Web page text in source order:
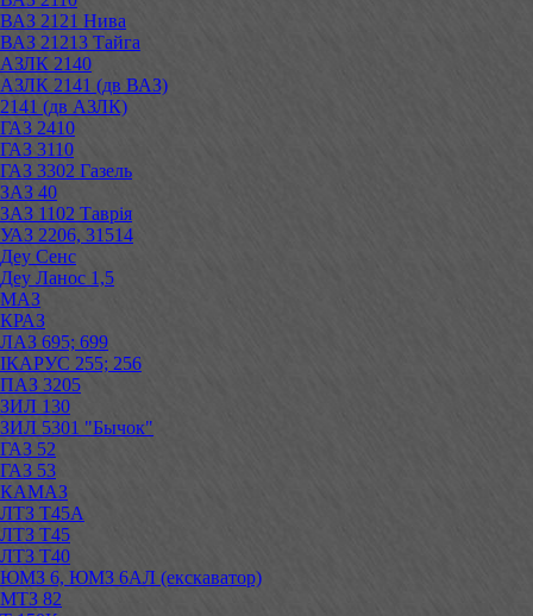
ВАЗ 2121 Нива
ВАЗ 21213 Тайга
АЗЛК 2140
АЗЛК 2141 (дв ВАЗ)
2141 (дв АЗЛК)
ГАЗ 2410
ГАЗ 3110
ГАЗ 3302 Газель
ЗАЗ 40
ЗАЗ 1102 Таврія
УАЗ 2206, 31514
Деу Сенс
Деу Ланос 1,5
МАЗ
КРАЗ
ЛАЗ 695; 699
ІКАРУС 255; 256
ПАЗ 3205
ЗИЛ 130
ЗИЛ 5301 "Бычок"
ГАЗ 52
ГАЗ 53
КАМАЗ
ЛТЗ Т45А
ЛТЗ Т45
ЛТЗ Т40
ЮМЗ 6, ЮМЗ 6АЛ (екскаватор)
МТЗ 82